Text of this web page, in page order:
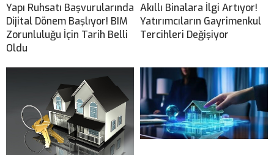
Yapı Ruhsatı Başvurularında
Dijital Dönem Başlıyor! BIM
Zorunluluğu İçin Tarih Belli
Oldu
Akıllı Binalara İlgi Artıyor!
Yatırımcıların Gayrimenkul
Tercihleri Değişiyor